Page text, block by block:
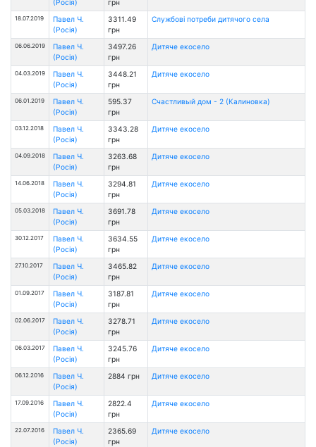
(Росія)
грн
18.07.2019
Павел Ч.
(Росія)
3311.49
грн
Службові потреби дитячого села
06.06.2019
Павел Ч.
(Росія)
3497.26
грн
Дитяче екосело
04.03.2019
Павел Ч.
(Росія)
3448.21
грн
Дитяче екосело
06.01.2019
Павел Ч.
(Росія)
595.37
грн
Счастливый дом - 2 (Калиновка)
03.12.2018
Павел Ч.
(Росія)
3343.28
грн
Дитяче екосело
04.09.2018
Павел Ч.
(Росія)
3263.68
грн
Дитяче екосело
14.06.2018
Павел Ч.
(Росія)
3294.81
грн
Дитяче екосело
05.03.2018
Павел Ч.
(Росія)
3691.78
грн
Дитяче екосело
30.12.2017
Павел Ч.
(Росія)
3634.55
грн
Дитяче екосело
27.10.2017
Павел Ч.
(Росія)
3465.82
грн
Дитяче екосело
01.09.2017
Павел Ч.
(Росія)
3187.81
грн
Дитяче екосело
02.06.2017
Павел Ч.
(Росія)
3278.71
грн
Дитяче екосело
06.03.2017
Павел Ч.
(Росія)
3245.76
грн
Дитяче екосело
06.12.2016
Павел Ч.
(Росія)
2884 грн Дитяче екосело
17.09.2016
Павел Ч.
(Росія)
2822.4
грн
Дитяче екосело
22.07.2016
Павел Ч.
(Росія)
2365.69
грн
Дитяче екосело